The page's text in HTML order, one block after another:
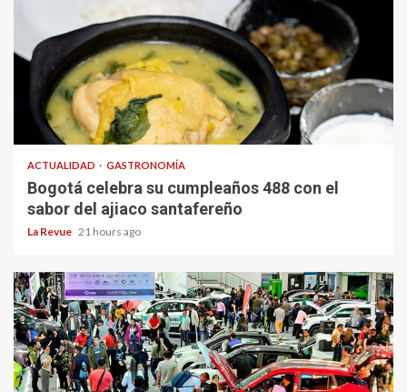
ACTUALIDAD GASTRONOMÍA
Bogotá celebra su cumpleaños 488 con el
sabor del ajiaco santafereño
La Revue 21 hours ago